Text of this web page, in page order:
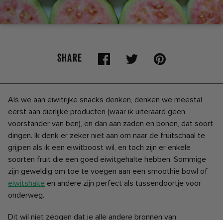
SHARE
Als we aan eiwitrijke snacks denken, denken we meestal
eerst aan dierlijke producten (waar ik uiteraard geen
voorstander van ben), en dan aan zaden en bonen, dat soort
dingen. Ik denk er zeker niet aan om naar de fruitschaal te
grijpen als ik een eiwitboost wil, en toch zijn er enkele
soorten fruit die een goed eiwitgehalte hebben. Sommige
zijn geweldig om toe te voegen aan een smoothie bowl of
eiwitshake en andere zijn perfect als tussendoortje voor
onderweg.
Dit wil niet zeggen dat je alle andere bronnen van